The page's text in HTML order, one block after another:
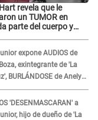
revela que le
un TUMOR en
parte del cuerpo y
expone AUDIOS de
exintegrante de 'La
BURLÁNDOSE de Anely
acusarlo de maltrato:
'DESENMASCARAN' a
hijo de dueño de 'La